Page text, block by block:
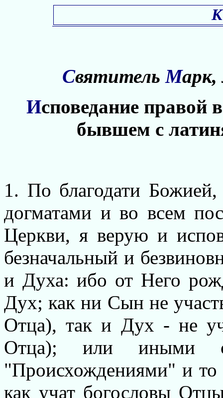
СвятительМ
Исповедание правой
бывшем с
1. По благодати Божией,
догматами и во всем
Церкви, я верую и
безначальный и
и Духа: ибо от Него
Дух; как ни Сын не
Отца), так и Дух - не
Отца); или иными
"Происхождениями" и
как учат богословы